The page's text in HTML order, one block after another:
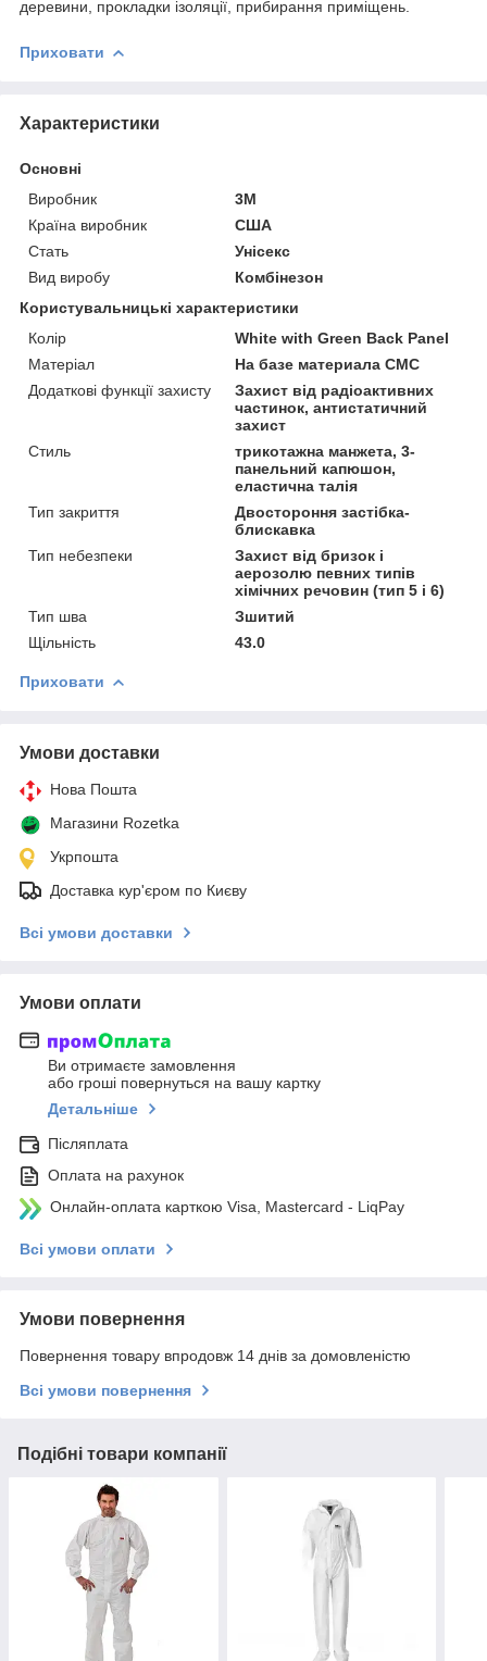
деревини, прокладки ізоляції, прибирання приміщень.
Приховати
Характеристики
Основні
Виробник
3М
Країна виробник
США
Стать
Унісекс
Вид виробу
Комбінезон
Користувальницькі характеристики
Колір
White with Green Back Panel
Матеріал
На базе материала СМС
Додаткові функції захисту
Захист від радіоактивних
частинок, антистатичний
захист
Стиль
трикотажна манжета, 3-
панельний капюшон,
еластична талія
Тип закриття
Двостороння застібка-
блискавка
Тип небезпеки
Захист від бризок і
аерозолю певних типів
хімічних речовин (тип 5 і 6)
Тип шва
Зшитий
Щільність
43.0
Приховати
Умови доставки
Нова Пошта
Магазини Rozetka
Укрпошта
Доставка кур'єром по Києву
Всі умови доставки
Умови оплати
Ви отримаєте замовлення
або гроші повернуться на вашу картку
Детальніше
Післяплата
Оплата на рахунок
Онлайн-оплата карткою Visa, Mastercard - LiqPay
Всі умови оплати
Умови повернення
Повернення товару впродовж 14 днів за домовленістю
Всі умови повернення
Подібні товари компанії